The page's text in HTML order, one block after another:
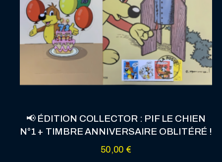
📢 ÉDITION COLLECTOR : PIF LE CHIEN
N°1 + TIMBRE ANNIVERSAIRE OBLITÉRÉ !
50,00 €